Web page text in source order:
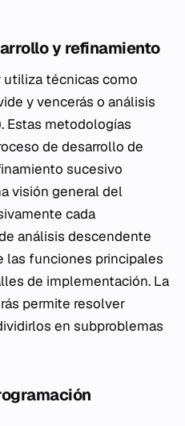
y refinamiento
utiliza técnicas como
y vencerás o análisis
Estas metodologías
de desarrollo de
sucesivo
visión general del
cada
análisis descendente
las funciones principales
de implementación. La
permite resolver
en subproblemas